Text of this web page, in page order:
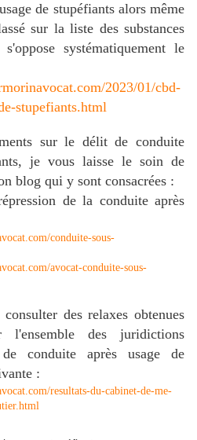
de stupéfiants alors même
sur la liste des substances
systématiquement le
2023/01/cbd-
stupefiants.html
sur le délit de conduite
je vous laisse le soin de
blog qui y sont consacrées :
de la conduite après
conduite-sous-
avocat-conduite-sous-
des relaxes obtenues
des juridictions
conduite après usage de
:
resultats-du-cabinet-de-me-